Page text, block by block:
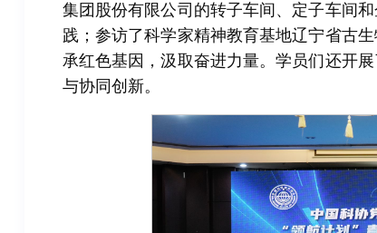
集团股份有限公司的转子车间、定子车间
践；参访了科学家精神教育基地辽宁省古
承红色基因，汲取奋进力量。学员们还开
与协同创新。